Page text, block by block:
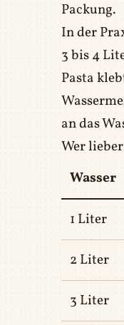
Packung.
In der
3 bis 4
Pasta
an das
Wer
Wasser
1 Liter
2 Liter
3 Liter